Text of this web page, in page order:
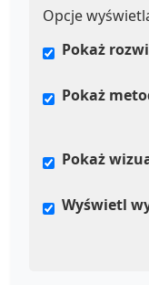
Opcje
Pokaż
Pokaż
Pokaż
Wyświetl